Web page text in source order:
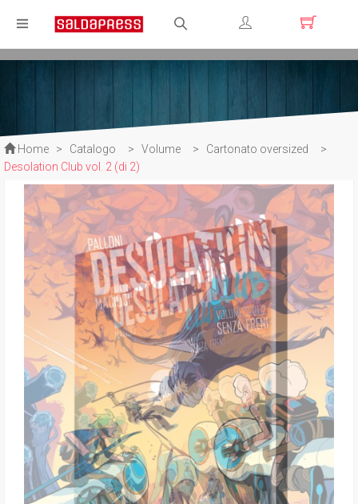
Registrati
Home > Catalogo > Volume > Cartonato oversized
>
Desolation Club vol. 2 (di 2)